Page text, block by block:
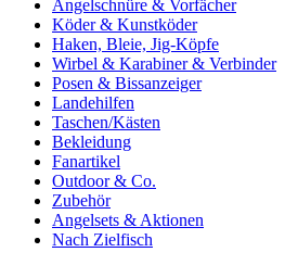
Angelschnüre & Vorfächer
Köder & Kunstköder
Haken, Bleie, Jig-Köpfe
Wirbel & Karabiner & Verbinder
Posen & Bissanzeiger
Landehilfen
Taschen/Kästen
Bekleidung
Fanartikel
Outdoor & Co.
Zubehör
Angelsets & Aktionen
Nach Zielfisch